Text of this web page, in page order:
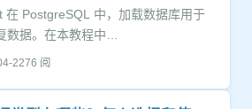
数据。在本教程中…
2276 阅